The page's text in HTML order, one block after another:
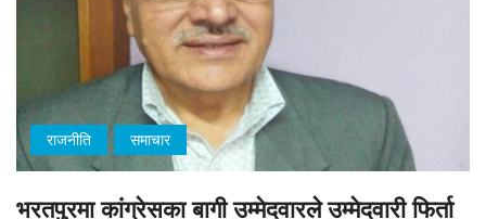
राजनीति समाचार
भरतपुरमा कांग्रेसका बागी उम्मेदवारले उम्मेदवारी फिर्ता